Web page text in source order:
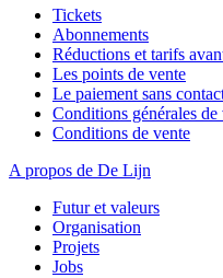
Tickets
Abonnements
Réductions et tarifs
Les points de vente
Le paiement sans
Conditions générales de
Conditions de vente
A propos de De Lijn
Futur et valeurs
Organisation
Projets
Jobs